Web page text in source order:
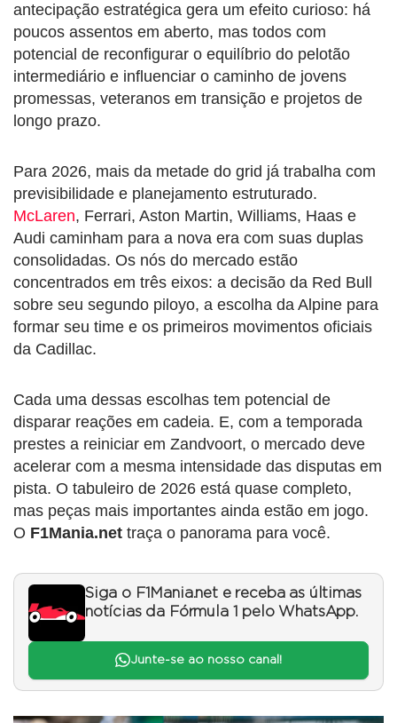
antecipação estratégica gera um efeito curioso: há
poucos assentos em aberto, mas todos com
potencial de reconfigurar o equilíbrio do pelotão
intermediário e influenciar o caminho de jovens
promessas, veteranos em transição e projetos de
longo prazo.
Para 2026, mais da metade do grid já trabalha com
previsibilidade e planejamento estruturado.
McLaren, Ferrari, Aston Martin, Williams, Haas e
Audi caminham para a nova era com suas duplas
consolidadas. Os nós do mercado estão
concentrados em três eixos: a decisão da Red Bull
sobre seu segundo piloyo, a escolha da Alpine para
formar seu time e os primeiros movimentos oficiais
da Cadillac.
Cada uma dessas escolhas tem potencial de
disparar reações em cadeia. E, com a temporada
prestes a reiniciar em Zandvoort, o mercado deve
acelerar com a mesma intensidade das disputas em
pista. O tabuleiro de 2026 está quase completo,
mas peças mais importantes ainda estão em jogo.
O F1Mania.net traça o panorama para você.
Siga o F1Mania.net e receba as últimas
notícias da Fórmula 1 pelo WhatsApp.
Junte-se ao nosso canal!